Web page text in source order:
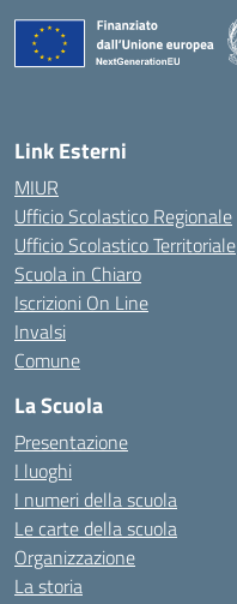
Link Esterni
MIUR
Ufficio Scolastico Regionale
Ufficio Scolastico Territoriale
Scuola in Chiaro
Iscrizioni On Line
Invalsi
Comune
La Scuola
Presentazione
I luoghi
I numeri della scuola
Le carte della scuola
Organizzazione
La storia